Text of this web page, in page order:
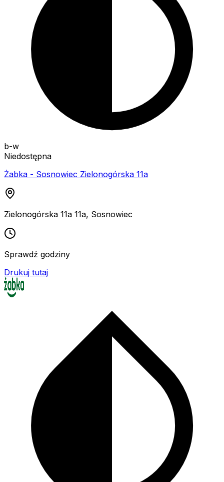
b-w
Niedostępna
Żabka - Sosnowiec Zielonogórska 11a
Zielonogórska 11a 11a, Sosnowiec
Sprawdź godziny
Drukuj tutaj